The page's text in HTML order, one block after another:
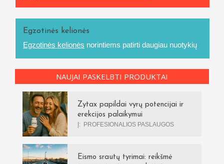
Egzotinės kelionės
Egzotinės kelionės norintiems patirti daugiau nuotykių
NAUJAI PASKELBTI PRODUKTAI
Zytax papildai vyrų potencijai ir
erekcijos palaikymui
Į: PROFESIONALIOS PASLAUGOS
Eismo srautų tyrimai: reikšmė